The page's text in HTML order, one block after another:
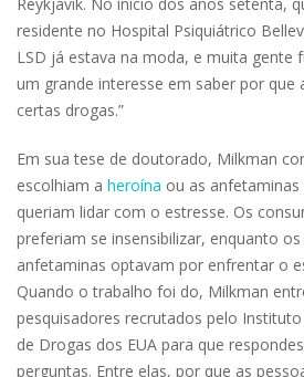
residente no Hospital Psiquiátrico
LSD já estava na moda, e muita gente
um grande interesse em saber por que
certas drogas.”
Em sua tese de doutorado, Milkman
escolhiam a heroína ou as
queriam lidar com o estresse. Os
preferiam se insensibilizar, enquanto
anfetaminas optavam por enfrentar o
Quando o trabalho foi do, Milkman
pesquisadores recrutados pelo
de Drogas dos EUA para que
perguntas. Entre elas, por que as